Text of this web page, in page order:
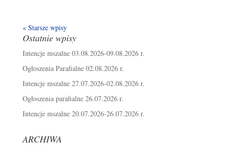
« Starsze wpisy
Ostatnie wpisy
Intencje mszalne 03.08.2026-09.08.2026 r.
Ogłoszenia Parafialne 02.08.2026 r.
Intencje mszalne 27.07.2026-02.08.2026 r.
Ogłoszenia parafialne 26.07.2026 r.
Intencje mszalne 20.07.2026-26.07.2026 r.
ARCHIWA